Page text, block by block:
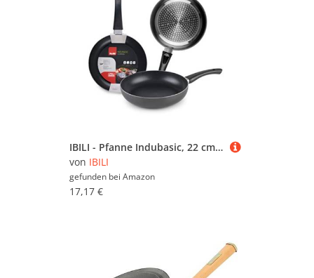
IBILI - Pfanne Indubasic, 22 cm, Aluminium, Anti-Haft, geeignet für Induktion, Schwarz
von IBILI
gefunden bei Amazon
17,17 €